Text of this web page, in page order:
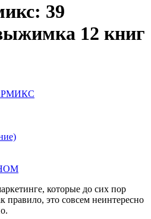
39
12 книг
которые до сих пор
правило, это совсем неинтересно